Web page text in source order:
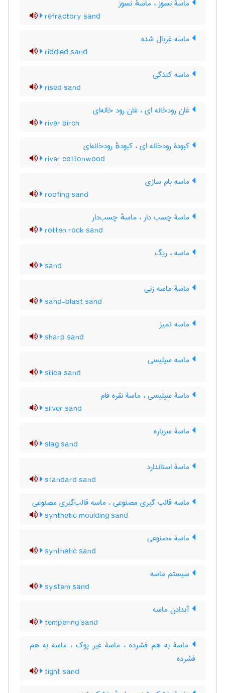
ماسۀ نسوز ، ماسهٔ نسوز
refractory sand
ماسه غربال شده
riddled sand
ماسه کندگی
rised sand
غان رودخانه ای ، غان رود خانه‌ای
river birch
کبودۀ رودخانه ای ، کبودهٔ رودخانه‌ای
river cottonwood
ماسه بام سازی
roofing sand
ماسۀ چسب دار ، ماسهٔ چسب‌دار
rotten rock sand
ماسه ، ریگ
sand
ماسۀ ماسه زنی
sand-blast sand
ماسه تمیز
sharp sand
ماسه سیلیسی
silica sand
ماسۀ سیلیسی ، ماسۀ نقره فام
silver sand
ماسۀ سرباره
slag sand
ماسۀ استاندارد
standard sand
ماسه قالب گیری مصنوعی ، ماسه قالب‌گیری مصنوعی
synthetic moulding sand
ماسۀ مصنوعی
synthetic sand
سیستم ماسه
system sand
آبدادن ماسه
tempering sand
ماسۀ به هم فشرده ، ماسۀ غیر پوک ، ماسه به هم
فشرده
tight sand